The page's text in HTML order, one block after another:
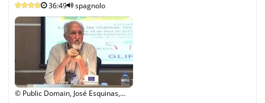
J.Esquinas
36:49 spagnolo
© Public Domain, José Esquinas,